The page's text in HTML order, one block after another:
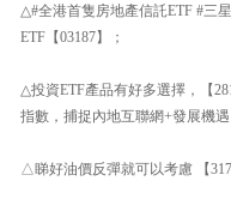
△#全港首隻房地產信託ETF #三
ETF【03187】；
△投資ETF產品有好多選擇，【
指數，捕捉內地互聯網+發展機遇
△睇好油價反彈就可以考慮 【